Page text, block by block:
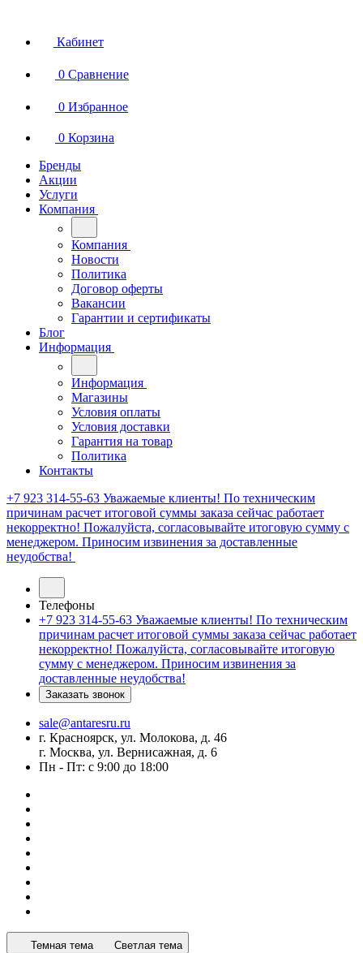
Кабинет
0 Сравнение
0 Избранное
0 Корзина
Бренды
Акции
Услуги
Компания
Компания
Новости
Политика
Договор оферты
Вакансии
Гарантии и сертификаты
Блог
Информация
Информация
Магазины
Условия оплаты
Условия доставки
Гарантия на товар
Политика
Контакты
+7 923 314-55-63 Уважаемые клиенты! По техническим
причинам расчет итоговой суммы заказа сейчас работает
некорректно! Пожалуйста, согласовывайте итоговую сумму с
менеджером. Приносим извинения за доставленные
неудобства!
Телефоны
+7 923 314-55-63 Уважаемые клиенты! По техническим
причинам расчет итоговой суммы заказа сейчас работает
некорректно! Пожалуйста, согласовывайте итоговую
сумму с менеджером. Приносим извинения за
доставленные неудобства!
Заказать звонок
sale@antaresru.ru
г. Красноярск, ул. Молокова, д. 46
г. Москва, ул. Вернисажная, д. 6
Пн - Пт: с 9:00 до 18:00
Темная тема Светлая тема